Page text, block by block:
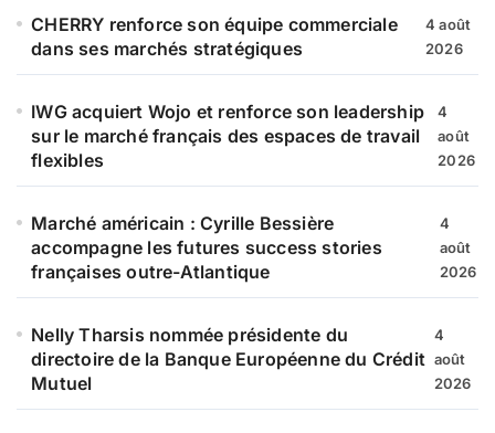
CHERRY renforce son équipe commerciale
dans ses marchés stratégiques
4 août
2026
IWG acquiert Wojo et renforce son leadership
sur le marché français des espaces de travail
flexibles
4
août
2026
Marché américain : Cyrille Bessière
accompagne les futures success stories
françaises outre-Atlantique
4
août
2026
Nelly Tharsis nommée présidente du
directoire de la Banque Européenne du Crédit
Mutuel
4
août
2026